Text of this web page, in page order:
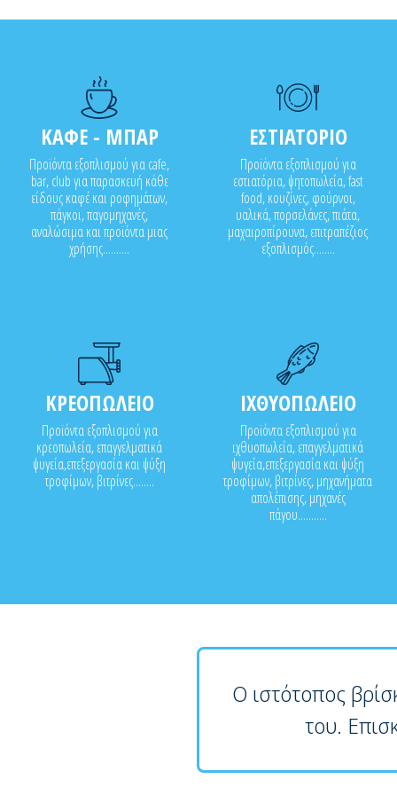
ΚΑΦΕ - ΜΠΑΡ
Προϊόντα εξοπλισμού για cafe,
bar, club για παρασκευή κάθε
είδους καφέ και ροφημάτων,
πάγκοι, παγομηχανές,
αναλώσιμα και προϊόντα μιας
χρήσης..........
ΕΣΤΙΑΤΟΡΙΟ
Προϊόντα εξοπλισμού για
εστιατόρια, ψητοπωλεία, fast
food, κουζίνες, φούρνοι,
υαλικά, πορσελάνες, πιάτα,
μαχαιροπίρουνα, επιτραπέζιος
εξοπλισμός........
ΚΡΕΟΠΩΛΕΙΟ
Προϊόντα εξοπλισμού για
κρεοπωλεία, επαγγελματικά
ψυγεία,επεξεργασία και ψύξη
τροφίμων, βιτρίνες........
ΙΧΘΥΟΠΩΛΕΙΟ
Προϊόντα εξοπλισμού για
ιχθυοπωλεία, επαγγελματικά
ψυγεία,επεξεργασία και ψύξη
τροφίμων, βιτρίνες, μηχανήματα
απολέπισης, μηχανές
πάγου...........
Ο ιστότοπος
του.